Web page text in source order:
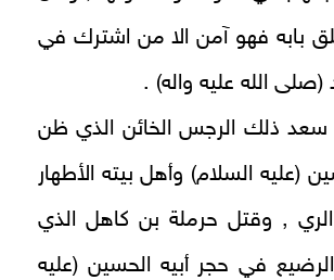
بابه فهو آمن الا من اشترك في
الله عليه واله) .
ذلك الرجس الخائن الذي ظن
(عليه السلام) وأهل بيته الأطهار
الري , وقتل حرملة بن كاهل الذي
في حجر أبيه الحسين (عليه